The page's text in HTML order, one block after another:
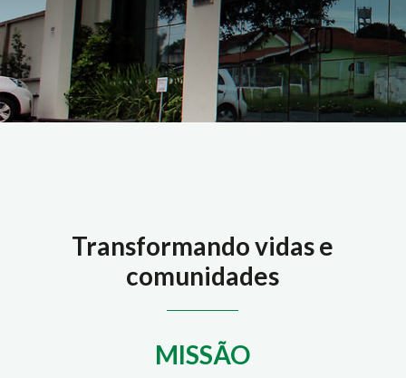
Transformando vidas e
comunidades
MISSÃO